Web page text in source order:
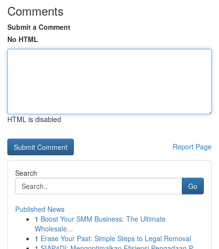
Comments
Submit a Comment
No HTML
HTML is disabled
Report Page
Search
Go
Published News
1 Boost Your SMM Business: The Ultimate
Wholesale...
1 Erase Your Past: Simple Steps to Legal Removal